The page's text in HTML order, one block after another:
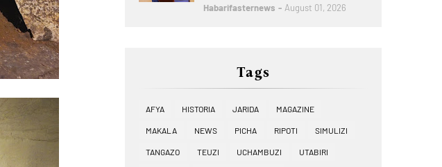
Habarifasternews August 01, 2026
Tags
AFYA HISTORIA JARIDA MAGAZINE
MAKALA NEWS PICHA RIPOTI SIMULIZI
TANGAZO TEUZI UCHAMBUZI UTABIRI